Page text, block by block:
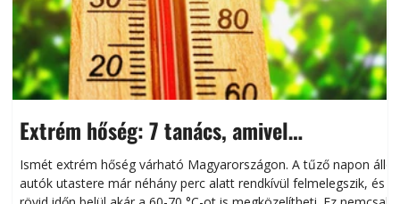
Extrém hőség: 7 tanács, amivel
megóvhatjuk autónkat a nyári károktól
Ismét extrém hőség várható Magyarországon. A tűző napon álló
autók utastere már néhány perc alatt rendkívül felmelegszik, és